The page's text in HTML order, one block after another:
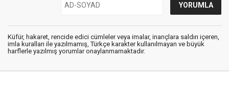
Küfür, hakaret, rencide edici cümleler veya imalar, inançlara saldırı içeren,
imla kuralları ile yazılmamış, Türkçe karakter kullanılmayan ve büyük
harflerle yazılmış yorumlar onaylanmamaktadır.